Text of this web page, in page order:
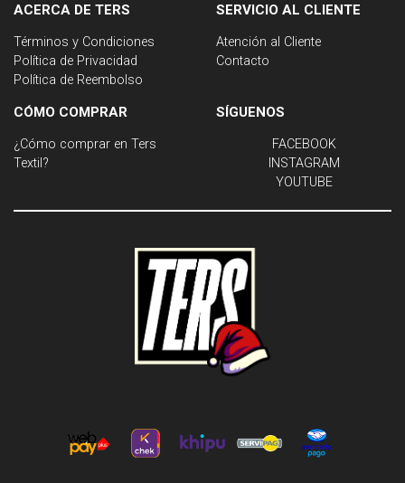
ACERCA DE TERS
Términos y Condiciones
Política de Privacidad
Política de Reembolso
SERVICIO AL CLIENTE
Atención al Cliente
Contacto
CÓMO COMPRAR
¿Cómo comprar en Ters
Textil?
SÍGUENOS
FACEBOOK
INSTAGRAM
YOUTUBE